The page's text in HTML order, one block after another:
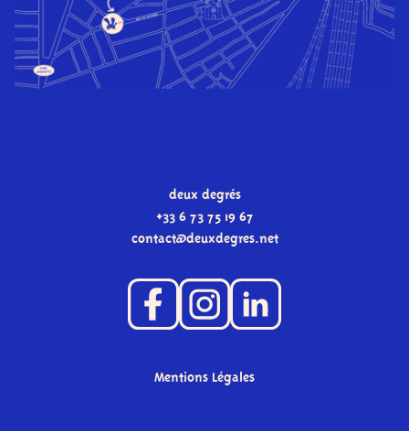
deux degrés
+33 6 73 75 19 67
contact@deuxdegres.net
Mentions Légales